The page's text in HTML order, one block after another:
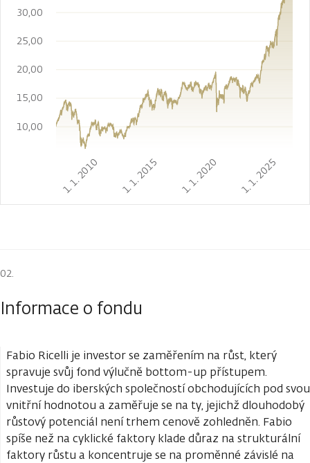
1. 1. 2010 1. 1. 2015 1. 1. 2020 1. 1. 2025
10,00
15,00
20,00
25,00
30,00
Informace o fondu
Fabio Ricelli je investor se zaměřením na růst, který
spravuje svůj fond výlučně bottom-up přístupem.
Investuje do iberských společností obchodujících pod svou
vnitřní hodnotou a zaměřuje se na ty, jejichž dlouhodobý
růstový potenciál není trhem cenově zohledněn. Fabio
spíše než na cyklické faktory klade důraz na strukturální
faktory růstu a koncentruje se na proměnné závislé na